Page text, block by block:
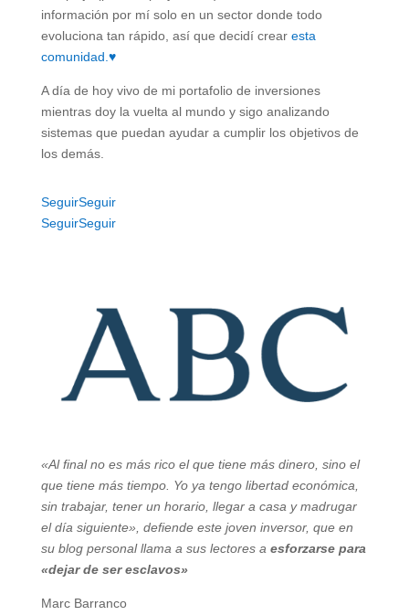
información por mí solo en un sector donde todo
evoluciona tan rápido, así que decidí crear esta
comunidad.♥️
A día de hoy vivo de mi portafolio de inversiones
mientras doy la vuelta al mundo y sigo analizando
sistemas que puedan ayudar a cumplir los objetivos de
los demás.
SeguirSeguir
SeguirSeguir
«Al final no es más rico el que tiene más dinero, sino el
que tiene más tiempo. Yo ya tengo libertad económica,
sin trabajar, tener un horario, llegar a casa y madrugar
el día siguiente», defiende este joven inversor, que en
su blog personal llama a sus lectores a esforzarse para
«dejar de ser esclavos»
Marc Barranco